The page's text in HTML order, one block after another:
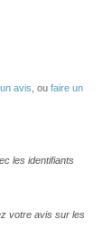
avis , ou faire un
les identifiants
votre avis sur les